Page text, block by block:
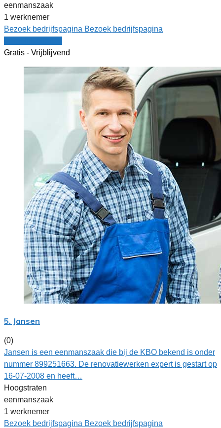
eenmanszaak
1 werknemer
Bezoek bedrijfspagina Bezoek bedrijfspagina
Gratis - Vrijblijvend
5. Jansen
(0)
Jansen is een eenmanszaak die bij de KBO bekend is onder
nummer 899251663. De renovatiewerken expert is gestart op
16-07-2008 en heeft…
Hoogstraten
eenmanszaak
1 werknemer
Bezoek bedrijfspagina Bezoek bedrijfspagina